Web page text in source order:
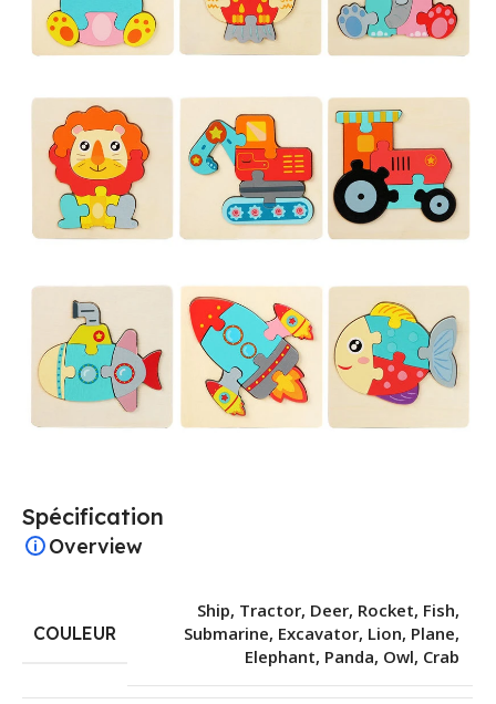
Spécification
Overview
COULEUR
Ship, Tractor, Deer, Rocket, Fish,
Submarine, Excavator, Lion, Plane,
Elephant, Panda, Owl, Crab